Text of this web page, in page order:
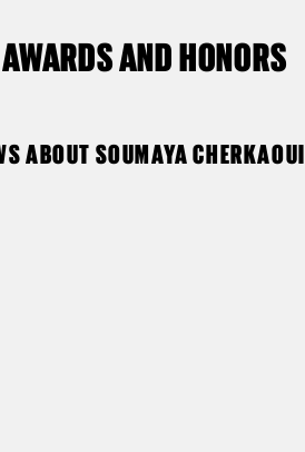
AWARDS AND HONORS
ABOUT SOUMAYA CHERKAOUI